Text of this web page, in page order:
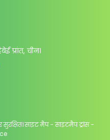
प्रांत, चीन।
साइट मैप-साइटमैप ट्रांस-